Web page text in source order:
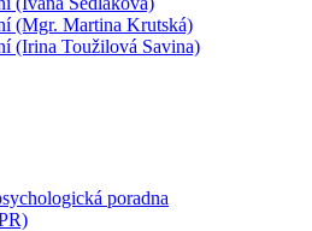
(Mgr. Martina Krutská)
(Irina Toužilová Savina)
poradna